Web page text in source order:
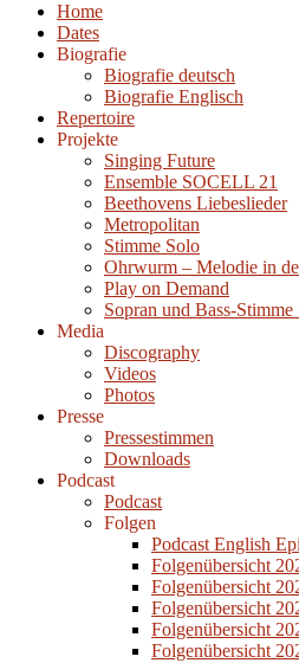
Home
Dates
Biografie
Biografie deutsch
Biografie Englisch
Repertoire
Projekte
Singing Future
Ensemble SOCELL 21
Beethovens Liebeslieder
Metropolitan
Stimme Solo
Ohrwurm – Melodie in
Play on Demand
Sopran und Bass-Stimme
Media
Discography
Videos
Photos
Presse
Pressestimmen
Downloads
Podcast
Podcast
Folgen
Podcast English
Folgenübersicht
Folgenübersicht
Folgenübersicht
Folgenübersicht
Folgenübersicht